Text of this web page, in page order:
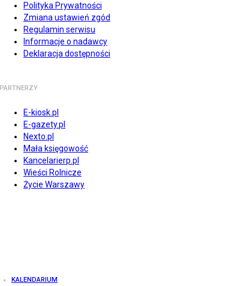
Polityka Prywatności
Zmiana ustawień zgód
Regulamin serwisu
Informacje o nadawcy
Deklaracja dostępności
PARTNERZY
E-kiosk.pl
E-gazety.pl
Nexto.pl
Mała księgowość
Kancelarierp.pl
Wieści Rolnicze
Życie Warszawy
KALENDARIUM